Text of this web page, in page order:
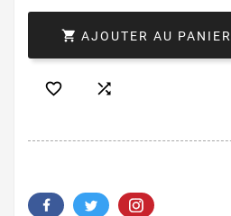
 AJOUTER AU PANIER
 